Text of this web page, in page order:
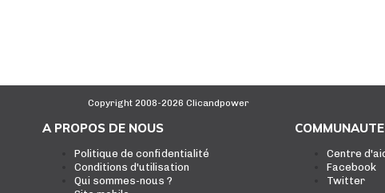
Copyright 2008-2026 Clicandpower
A PROPOS DE NOUS
Politique de confidentialité
Conditions d'utilisation
Qui sommes-nous ?
Centre
Facebook
Twitter